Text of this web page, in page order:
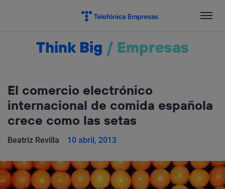
Think Big / Empresas
El comercio electrónico
internacional de comida española
crece como las setas
Beatriz Revilla 10 abril, 2013